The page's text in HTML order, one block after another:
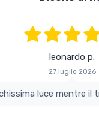
leonardo p.
27 luglio 2026
anche con pochissima